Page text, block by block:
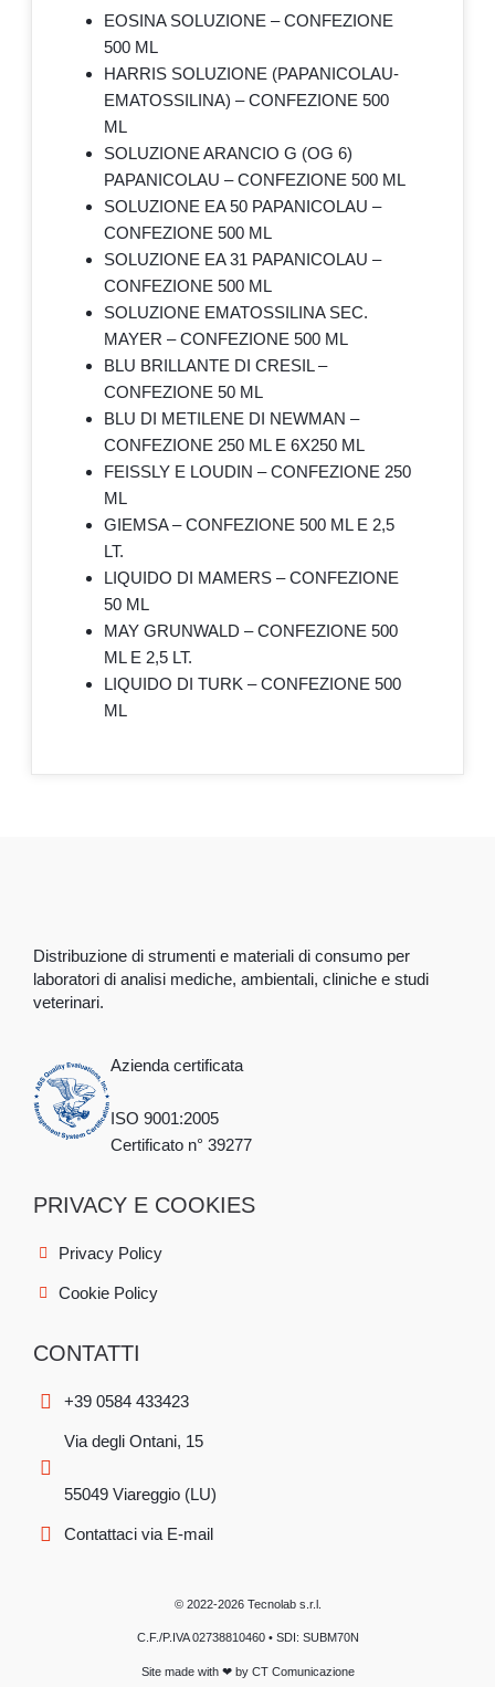
EOSINA SOLUZIONE – CONFEZIONE
500 ML
HARRIS SOLUZIONE (PAPANICOLAU-
EMATOSSILINA) – CONFEZIONE 500
ML
SOLUZIONE ARANCIO G (OG 6)
PAPANICOLAU – CONFEZIONE 500 ML
SOLUZIONE EA 50 PAPANICOLAU –
CONFEZIONE 500 ML
SOLUZIONE EA 31 PAPANICOLAU –
CONFEZIONE 500 ML
SOLUZIONE EMATOSSILINA SEC.
MAYER – CONFEZIONE 500 ML
BLU BRILLANTE DI CRESIL –
CONFEZIONE 50 ML
BLU DI METILENE DI NEWMAN –
CONFEZIONE 250 ML E 6X250 ML
FEISSLY E LOUDIN – CONFEZIONE 250
ML
GIEMSA – CONFEZIONE 500 ML E 2,5
LT.
LIQUIDO DI MAMERS – CONFEZIONE
50 ML
MAY GRUNWALD – CONFEZIONE 500
ML E 2,5 LT.
LIQUIDO DI TURK – CONFEZIONE 500
ML
Distribuzione di strumenti e materiali di consumo per
laboratori di analisi mediche, ambientali, cliniche e studi
veterinari.
Azienda certificata
ISO 9001:2005
Certificato n° 39277
PRIVACY E COOKIES
Privacy Policy
Cookie Policy
CONTATTI
+39 0584 433423
Via degli Ontani, 15
55049 Viareggio (LU)
Contattaci via E-mail
© 2022-2026 Tecnolab s.r.l.
C.F./P.IVA 02738810460 • SDI: SUBM70N
Site made with ❤ by CT Comunicazione